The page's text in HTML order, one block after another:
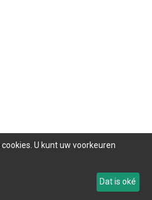
U kunt uw voorkeuren
Dat is oké